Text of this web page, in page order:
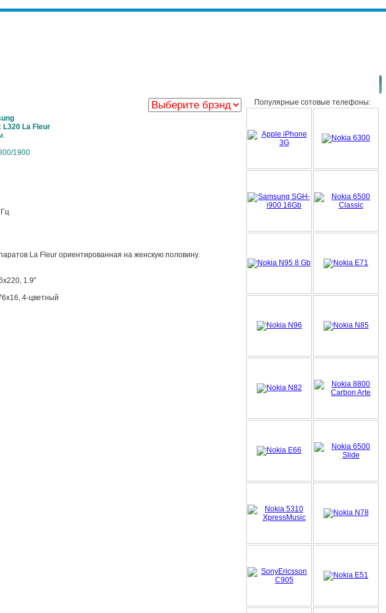
L320 La Fleur
1900
La Fleur ориентированная на женскую половину.
1.9"
4-цветный
Популярные сотовые телефоны: